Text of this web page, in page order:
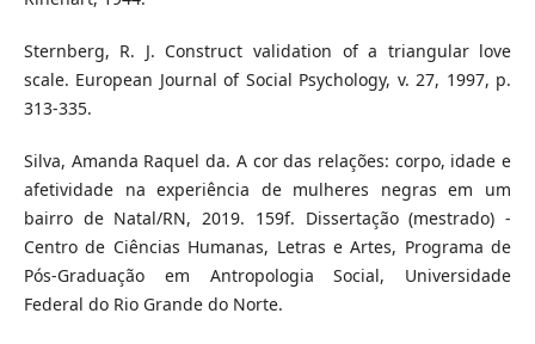
Sternberg, R. J. Construct validation of a triangular love
scale. European Journal of Social Psychology, v. 27, 1997, p.
313-335.
Silva, Amanda Raquel da. A cor das relações: corpo, idade e
afetividade na experiência de mulheres negras em um
bairro de Natal/RN, 2019. 159f. Dissertação (mestrado) -
Centro de Ciências Humanas, Letras e Artes, Programa de
Pós-Graduação em Antropologia Social, Universidade
Federal do Rio Grande do Norte.